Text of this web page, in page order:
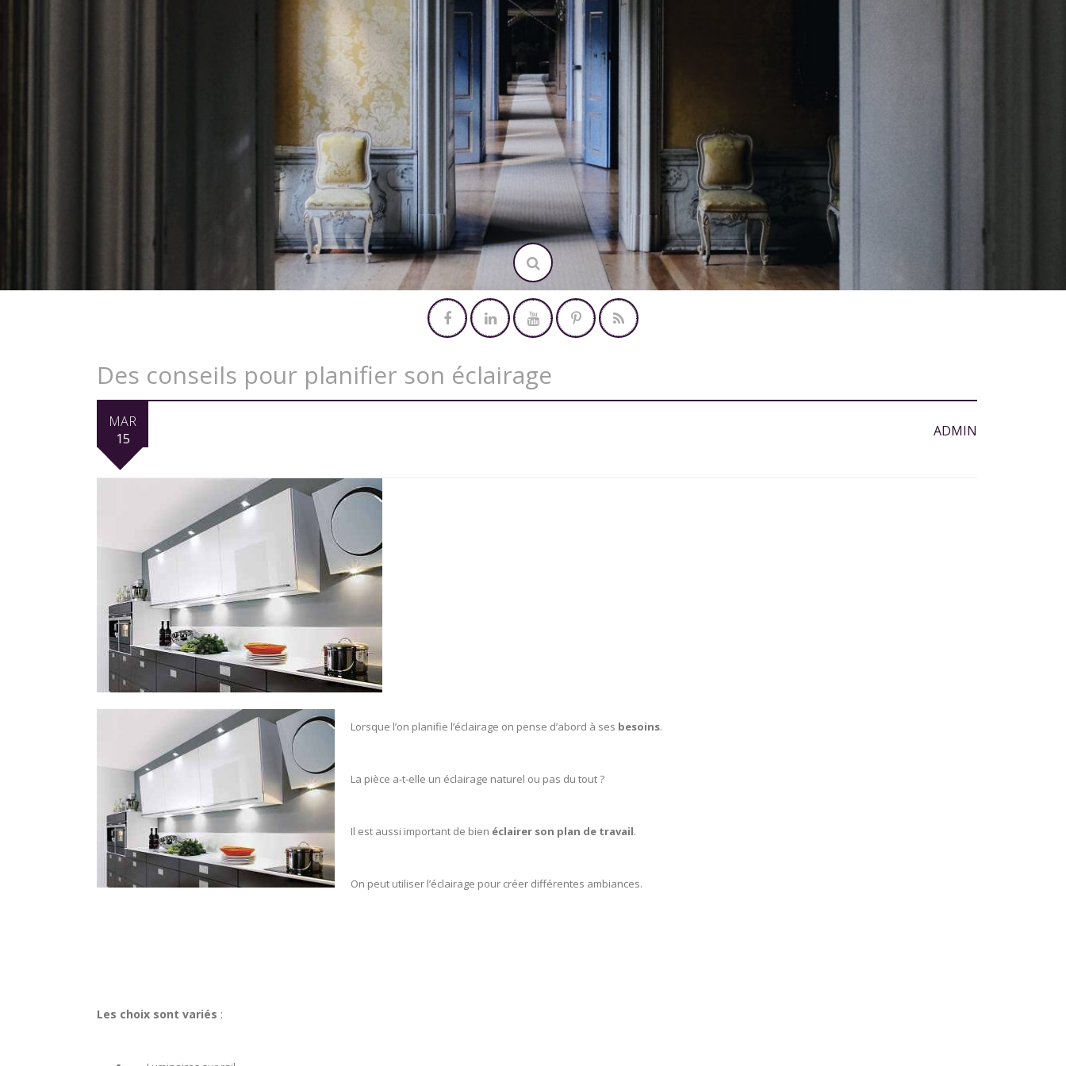
Des conseils pour planifier son éclairage
MAR
15
ADMIN
Lorsque l’on planifie l’éclairage on pense d’abord à ses besoins.
La pièce a-t-elle un éclairage naturel ou pas du tout ?
Il est aussi important de bien éclairer son plan de travail.
On peut utiliser l’éclairage pour créer différentes ambiances.
Les choix sont variés :